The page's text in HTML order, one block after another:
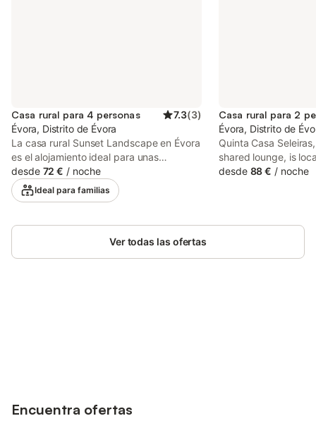
Casa rural para 4 personas 7.3(3)
Évora, Distrito de Évora
La casa rural Sunset Landscape en Évora
es el alojamiento ideal para unas
vacaciones relajadas con vuestros seres
queridos. La vivienda de 170 m² cuenta
con salón, comedor, cocina totalmente
capacidad para 4 personas. Entre las
comodidades encontraréis Wi-Fi, aire
acondicionado en el salón, espacio de
compartida. Distancia andando o en
desde 72 € / noche
Ideal para familias
Casa rural para 2
Évora, Distrito de
Quinta Casa
shared lounge, is
from Cathedral of
desde 88 € / noche
Ver todas las ofertas
Encuentra ofertas